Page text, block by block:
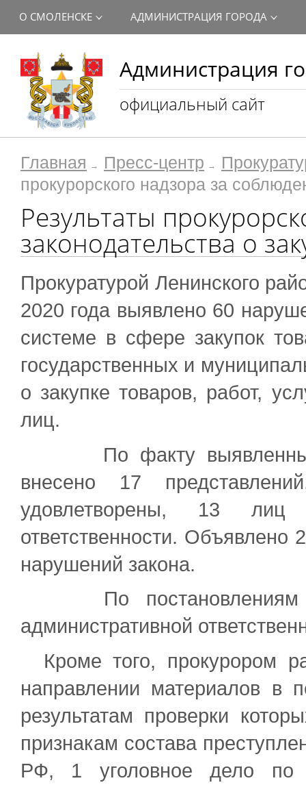
Администрация
официальный сайт
О СМОЛЕНСКЕ АДМИНИСТРАЦИЯ ГОРОДА
Главная Пресс-центр
прокурорского надзора за
Результаты
законодательства о
Прокуратурой Ленинского
2020 года выявлено 60
системе в сфере закупок
государственных и
о закупке товаров, работ,
лиц.
По факту выявленных
внесено 17
удовлетворены, 13 лиц
ответственности. Объявлено
нарушений закона.
По постановлениям
административной
Кроме того, прокурором
направлении материалов
результатам проверки
признакам состава
РФ, 1 уголовное дело по